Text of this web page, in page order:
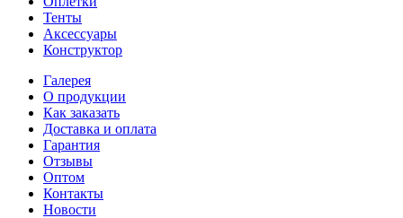
Тенты
Аксессуары
Конструктор
Галерея
О продукции
Как заказать
Доставка и оплата
Гарантия
Отзывы
Оптом
Контакты
Новости